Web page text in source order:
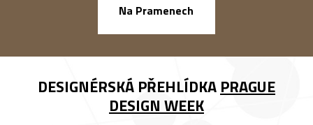
Na Pramenech
DESIGNÉRSKÁ PŘEHLÍDKA PRAGUE
DESIGN WEEK